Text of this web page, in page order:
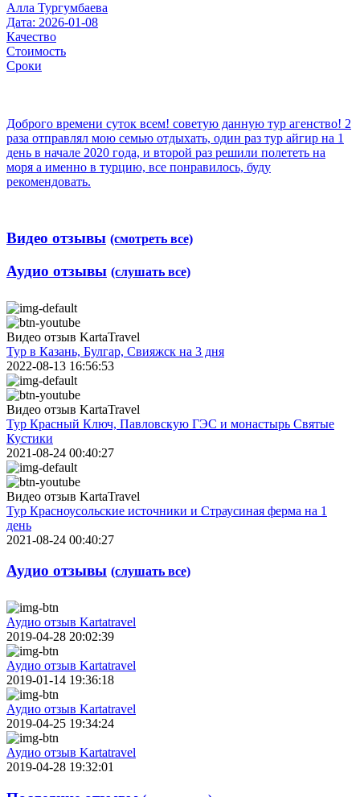
Алла Тургумбаева
Дата: 2026-01-08
Качество
Стоимость
Сроки
Доброго времени суток всем! советую данную тур агенство! 2
раза отправлял мою семью отдыхать, один раз тур айгир на 1
день в начале 2020 года, и второй раз решили полететь на
моря а именно в турцию, все понравилось, буду
рекомендовать.
Видео отзывы (смотреть все)
Аудио отзывы (слушать все)
Видео отзыв KartaTravel
Тур в Казань, Булгар, Свияжск на 3 дня
2022-08-13 16:56:53
Видео отзыв KartaTravel
Тур Красный Ключ, Павловскую ГЭС и монастырь Святые
Кустики
2021-08-24 00:40:27
Видео отзыв KartaTravel
Тур Красноусольские источники и Страусиная ферма на 1
день
2021-08-24 00:40:27
Аудио отзывы (слушать все)
Аудио отзыв Kartatravel
2019-04-28 20:02:39
Аудио отзыв Kartatravel
2019-01-14 19:36:18
Аудио отзыв Kartatravel
2019-04-25 19:34:24
Аудио отзыв Kartatravel
2019-04-28 19:32:01